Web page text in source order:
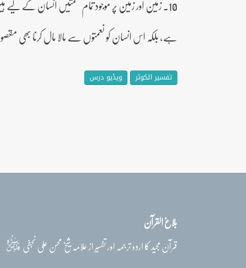
ہے، بلکہ اس انسان کو نعمتوں سے مالا مال کرنا بھی
تفسیر الکوثر ویڈیو درس
بلاغ القرآن
قرآن مجید کا اردو ترجمہ اور تفسیر از علامہ شیخ محسن علی نجفیقدس‌سره